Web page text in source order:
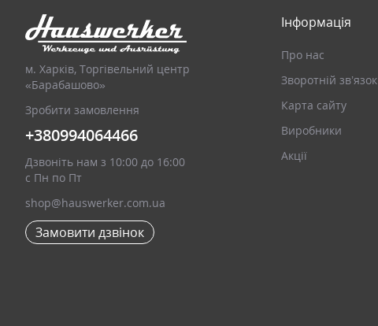
м. Харків, Торгівельний центр
«Барабашово»
Зробити замовлення
+380994064466
Дзвоніть нам з 10:00 до 16:00
с Пн по Пт
shop@hauswerker.com.ua
Замовити дзвінок
Інформація
Про нас
Зворотній зв’язок
Карта сайту
Виробники
Акції